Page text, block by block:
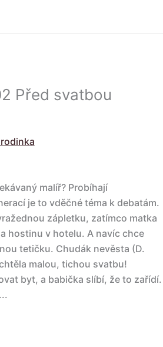
Před svatbou
malíř? Probíhají
je to vděčné téma k debatám.
zápletku, zatímco matka
hostinu v hotelu. A navíc chce
tetičku. Chudák nevěsta (D.
malou, tichou svatbu!
byt, a babička slíbí, že to zařídí.